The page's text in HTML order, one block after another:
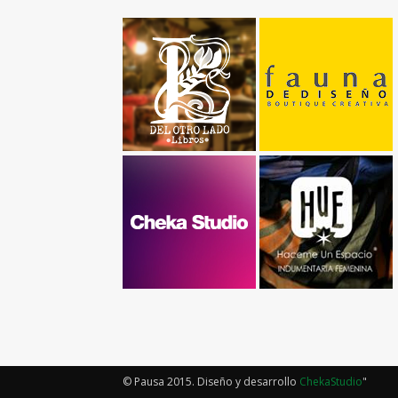
© Pausa 2015. Diseño y desarrollo ChekaStudio"